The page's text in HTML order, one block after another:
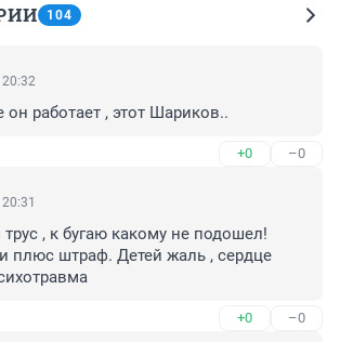
104
он работает , этот Шариков..
+0 –0
, к бугаю какому не подошел!
плюс штраф. Детей жаль , сердце
+0 –0